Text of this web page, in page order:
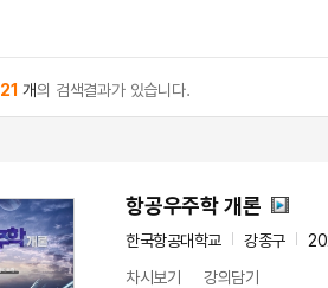
21 개의 검색결과가 있습니다.
항공우주학 개론
한국항공대학교 강종구
차시보기
강의담기